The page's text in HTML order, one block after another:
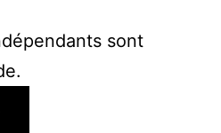
sont